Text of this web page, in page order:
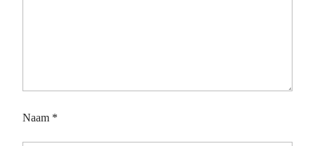
Naam *